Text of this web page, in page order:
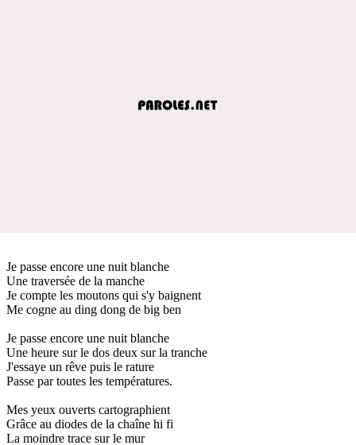
Je passe encore une nuit blanche
Une traversée de la manche
Je compte les moutons qui s'y baignent
Me cogne au ding dong de big ben
Je passe encore une nuit blanche
Une heure sur le dos deux sur la tranche
J'essaye un rêve puis le rature
Passe par toutes les températures.
Mes yeux ouverts cartographient
Grâce au diodes de la chaîne hi fi
La moindre trace sur le mur